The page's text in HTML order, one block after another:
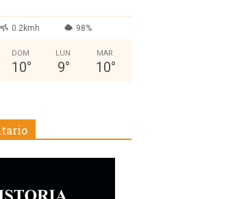
0.2kmh 98%
DOM
10°
LUN
9°
MAR
10°